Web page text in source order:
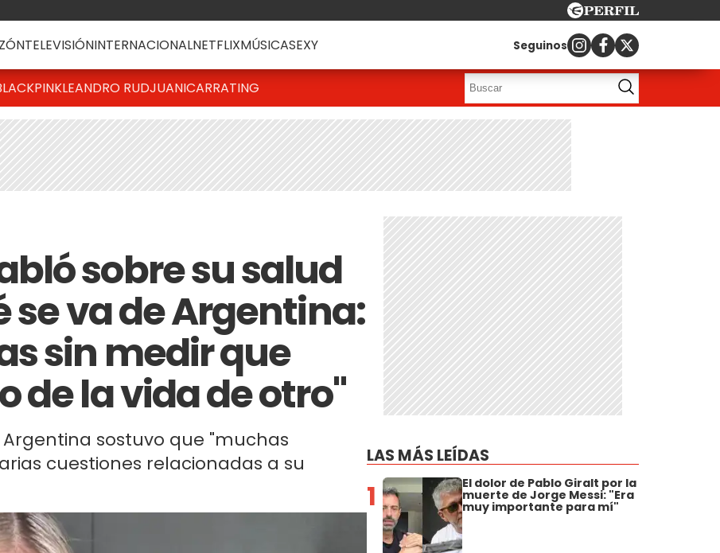
TELEVISIÓNINTERNACIONALNETFLIXMÚSICASEXY Seguinos
LEANDRO RUDJUANICARRATING
sobre su salud
se va de Argentina:
sin medir que
de la vida de otro"
sostuvo que "muchas
cuestiones relacionadas a su
LAS MÁS LEÍDAS
1 El dolor de Pablo Giralt por la
muerte de Jorge Messi: "Era
muy importante para mí"